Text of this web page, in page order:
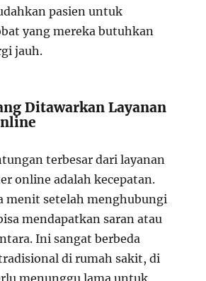
pasien untuk
yang mereka butuhkan
jauh.
Ditawarkan Layanan
terbesar dari layanan
online adalah kecepatan.
menit setelah menghubungi
mendapatkan saran atau
Ini sangat berbeda
di rumah sakit, di